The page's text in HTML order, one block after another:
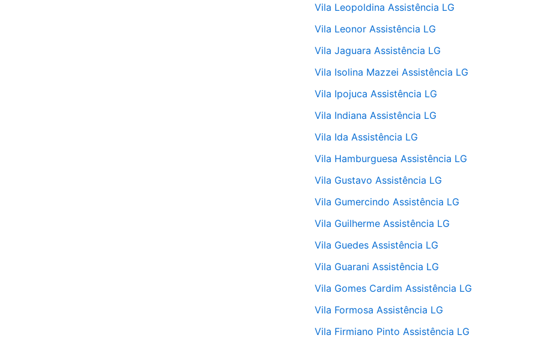
Vila Leopoldina Assistência LG
Vila Leonor Assistência LG
Vila Jaguara Assistência LG
Vila Isolina Mazzei Assistência LG
Vila Ipojuca Assistência LG
Vila Indiana Assistência LG
Vila Ida Assistência LG
Vila Hamburguesa Assistência LG
Vila Gustavo Assistência LG
Vila Gumercindo Assistência LG
Vila Guilherme Assistência LG
Vila Guedes Assistência LG
Vila Guarani Assistência LG
Vila Gomes Cardim Assistência LG
Vila Formosa Assistência LG
Vila Firmiano Pinto Assistência LG